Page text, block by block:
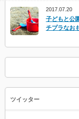
2017.07.20
子どもと公
チプラなお
ツイッター